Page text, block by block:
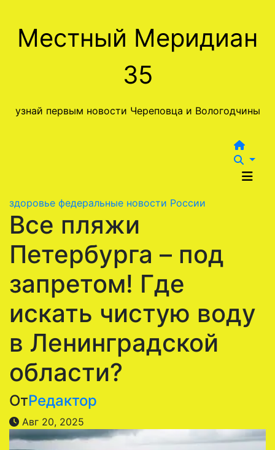
содержимому
Местный Меридиан
35
узнай первым новости Череповца и Вологодчины
здоровье федеральные новости России
Все пляжи
Петербурга – под
запретом! Где
искать чистую воду
в Ленинградской
области?
ОтРедактор
Авг 20, 2025